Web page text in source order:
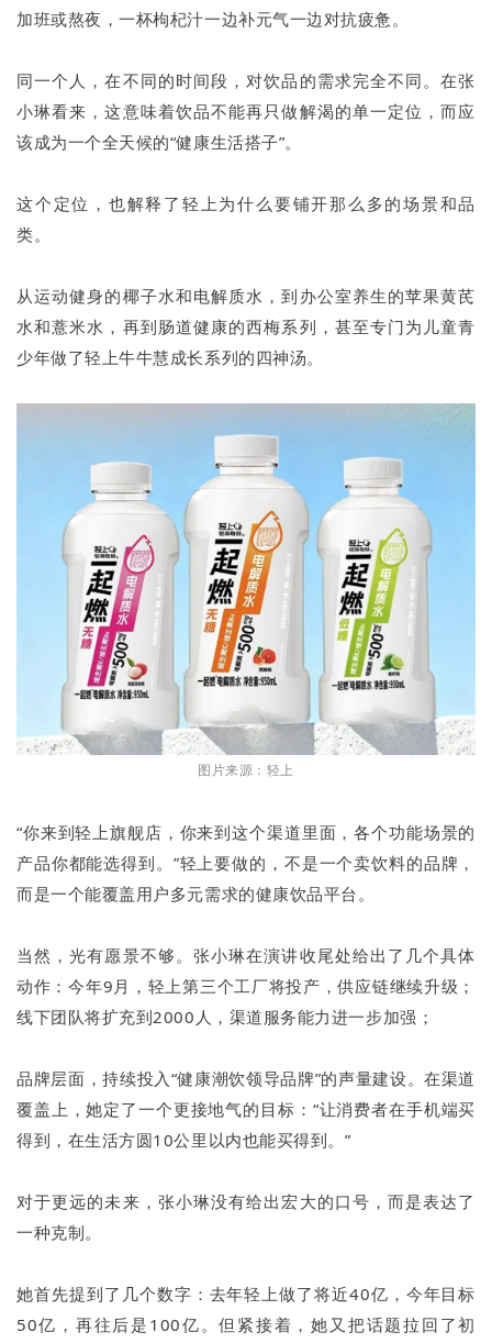
加班或熬夜，一杯枸杞汁一边补元气一边对抗疲惫。
同一个人，在不同的时间段，对饮品的需求完全不同。在张
小琳看来，这意味着饮品不能再只做解渴的单一定位，而应
该成为一个全天候的“健康生活搭子”。
这个定位，也解释了轻上为什么要铺开那么多的场景和品
类。
从运动健身的椰子水和电解质水，到办公室养生的苹果黄芪
水和薏米水，再到肠道健康的西梅系列，甚至专门为儿童青
少年做了轻上牛牛慧成长系列的四神汤。
图片来源：轻上
“你来到轻上旗舰店，你来到这个渠道里面，各个功能场景的
产品你都能选得到。”轻上要做的，不是一个卖饮料的品牌，
而是一个能覆盖用户多元需求的健康饮品平台。
当然，光有愿景不够。张小琳在演讲收尾处给出了几个具体
动作：今年9月，轻上第三个工厂将投产，供应链继续升级；
线下团队将扩充到2000人，渠道服务能力进一步加强；
品牌层面，持续投入“健康潮饮领导品牌”的声量建设。在渠道
覆盖上，她定了一个更接地气的目标：“让消费者在手机端买
得到，在生活方圆10公里以内也能买得到。”
对于更远的未来，张小琳没有给出宏大的口号，而是表达了
一种克制。
她首先提到了几个数字：去年轻上做了将近40亿，今年目标
50亿，再往后是100亿。但紧接着，她又把话题拉回了初